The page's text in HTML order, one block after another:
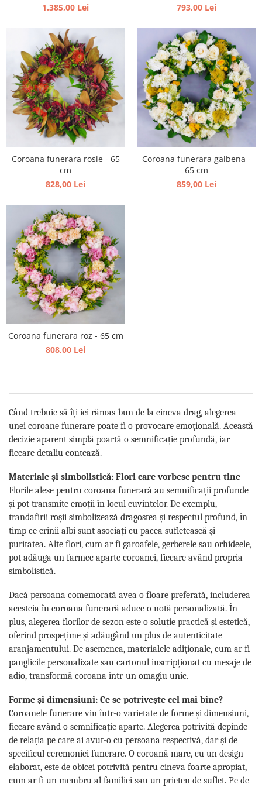
1.385,00 Lei
793,00 Lei
Coroana funerara rosie - 65
cm
828,00 Lei
Coroana funerara galbena -
65 cm
859,00 Lei
Coroana funerara roz - 65 cm
808,00 Lei
Când trebuie să îți iei rămas-bun de la cineva drag, alegerea
unei coroane funerare poate fi o provocare emoțională. Această
decizie aparent simplă poartă o semnificație profundă, iar
fiecare detaliu contează.
Materiale și simbolistică: Flori care vorbesc pentru tine
Florile alese pentru coroana funerară au semnificații profunde
și pot transmite emoții în locul cuvintelor. De exemplu,
trandafirii roșii simbolizează dragostea și respectul profund, în
timp ce crinii albi sunt asociați cu pacea sufletească și
puritatea. Alte flori, cum ar fi garoafele, gerberele sau orhideele,
pot adăuga un farmec aparte coroanei, fiecare având propria
simbolistică.
Dacă persoana comemorată avea o floare preferată, includerea
acesteia în coroana funerară aduce o notă personalizată. În
plus, alegerea florilor de sezon este o soluție practică și estetică,
oferind prospețime și adăugând un plus de autenticitate
aranjamentului. De asemenea, materialele adiționale, cum ar fi
panglicile personalizate sau cartonul inscripționat cu mesaje de
adio, transformă coroana într-un omagiu unic.
Forme și dimensiuni: Ce se potrivește cel mai bine?
Coroanele funerare vin într-o varietate de forme și dimensiuni,
fiecare având o semnificație aparte. Alegerea potrivită depinde
de relația pe care ai avut-o cu persoana respectivă, dar și de
specificul ceremoniei funerare. O coroană mare, cu un design
elaborat, este de obicei potrivită pentru cineva foarte apropiat,
cum ar fi un membru al familiei sau un prieten de suflet. Pe de